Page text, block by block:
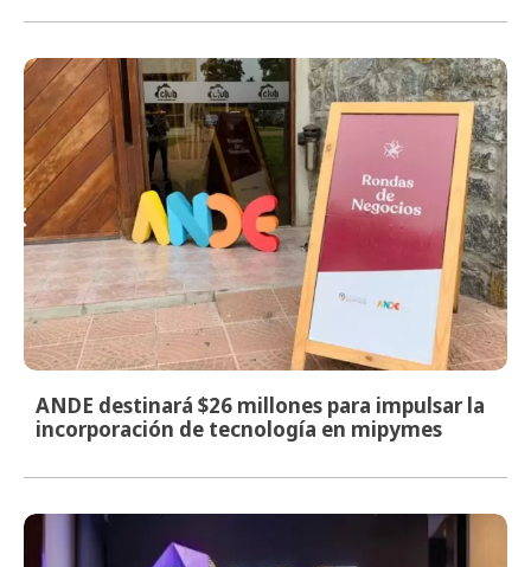
ANDE destinará $26 millones para impulsar la
incorporación de tecnología en mipymes